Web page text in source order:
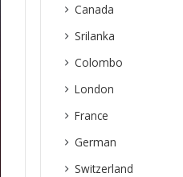
Canada
Srilanka
Colombo
London
France
German
Switzerland